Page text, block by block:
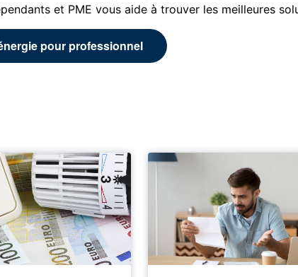
et PME vous aide à trouver les meilleures
pour professionnel